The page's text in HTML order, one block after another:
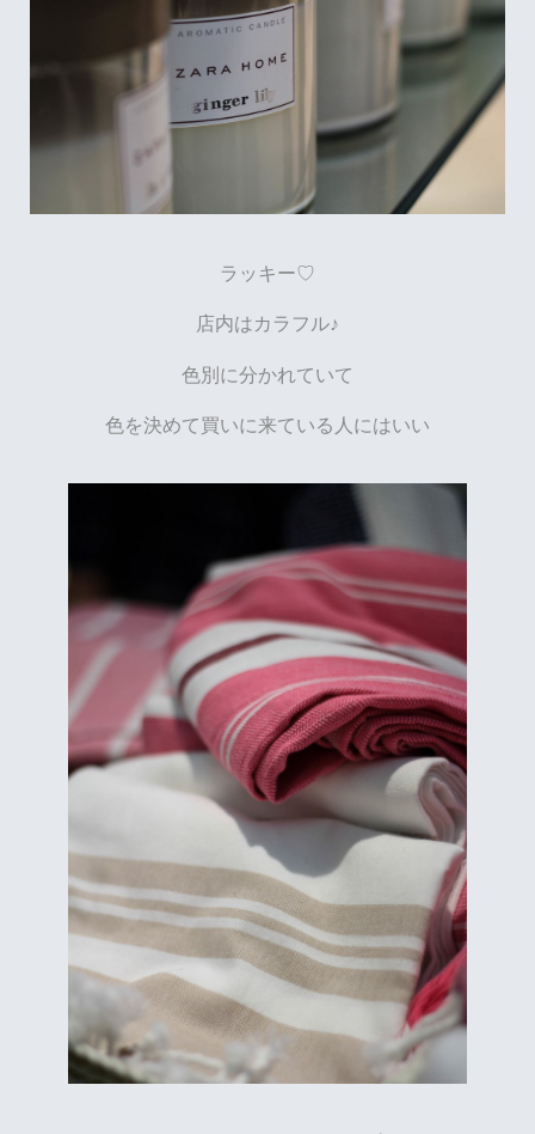
ラッキー♡
店内はカラフル♪
色別に分かれていて
色を決めて買いに来ている人にはいい